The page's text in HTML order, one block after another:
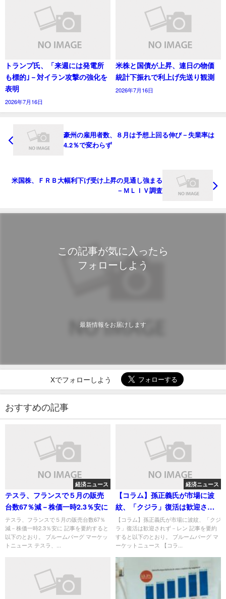
トランプ氏、「来週には発電所
も標的｣－対イラン攻撃の強化を
表明
2026年7月16日
米株と国債が上昇、連日の物価
統計下振れで利上げ先送り観測
2026年7月16日
豪州の雇用者数、８月は予想上回る伸び－失業率は
4.2％で変わらず
米国株、ＦＲＢ大幅利下げ受け上昇の見通し強まる
－ＭＬＩＶ調査
この記事が気に入ったら
フォローしよう
最新情報をお届けします
Xでフォローしよう
おすすめの記事
経済ニュース
テスラ、フランスで５月の販売
台数67％減－株価一時2.3％安に
テスラ、フランスで５月の販売台数67％
減－株価一時2.3％安に 記事を要約すると
以下のとおり。 ブルームバーグ マーケッ
トニュース テスラ、...
経済ニュース
【コラム】孫正義氏が市場に波
紋、「クジラ」復活は歓迎され
ず－レン
【コラム】孫正義氏が市場に波紋、「クジ
ラ」復活は歓迎されず－レン 記事を要約
すると以下のとおり。 ブルームバーグ マ
ーケットニュース 【コラ...